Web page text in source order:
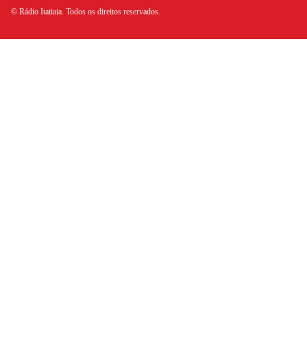
© Rádio Itatiaia. Todos os direitos reservados.